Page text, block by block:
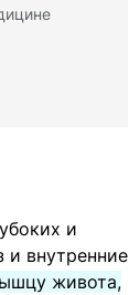
и
внутренние
живота,